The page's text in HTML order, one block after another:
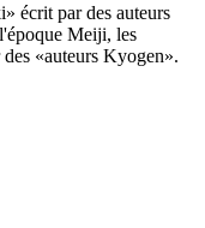
écrit par des auteurs
Meiji, les
«auteurs Kyogen».